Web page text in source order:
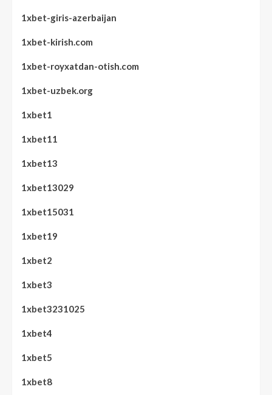
1xbet-giris-azerbaijan
1xbet-kirish.com
1xbet-royxatdan-otish.com
1xbet-uzbek.org
1xbet1
1xbet11
1xbet13
1xbet13029
1xbet15031
1xbet19
1xbet2
1xbet3
1xbet3231025
1xbet4
1xbet5
1xbet8